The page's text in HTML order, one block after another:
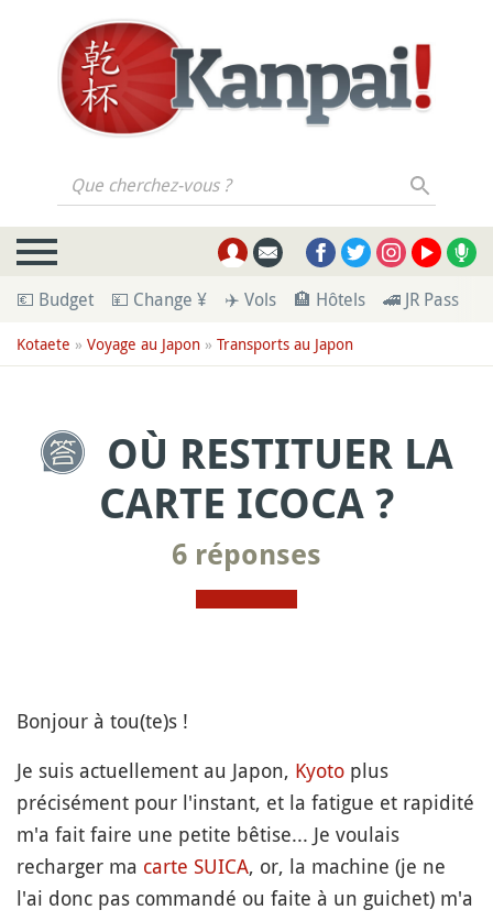
Que cherchez-vous ?
💶 Budget 💴 Change ¥ ✈️ Vols 🏨 Hôtels 🚄 JR Pass
Kotaete » Voyage au Japon » Transports au Japon
OÙ RESTITUER LA
CARTE ICOCA ?
6 réponses
Bonjour à tou(te)s !
Je suis actuellement au Japon, Kyoto plus
précisément pour l'instant, et la fatigue et rapidité
m'a fait faire une petite bêtise... Je voulais
recharger ma carte SUICA, or, la machine (je ne
l'ai donc pas commandé ou faite à un guichet) m'a